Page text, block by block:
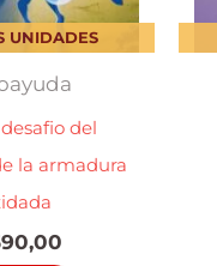
UNIDADES
del
la armadura